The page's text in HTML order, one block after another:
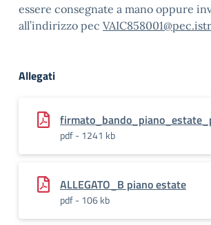
essere consegnate a mano oppure
all’indirizzo pec
Allegati
pdf - 1241 kb
ALLEGATO_B piano estate
pdf - 106 kb